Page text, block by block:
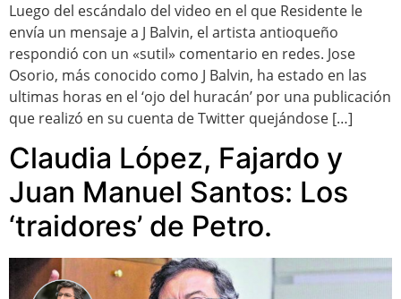
Luego del escándalo del video en el que Residente le
envía un mensaje a J Balvin, el artista antioqueño
respondió con un «sutil» comentario en redes. Jose
Osorio, más conocido como J Balvin, ha estado en las
ultimas horas en el ‘ojo del huracán’ por una publicación
que realizó en su cuenta de Twitter quejándose […]
Claudia López, Fajardo y
Juan Manuel Santos: Los
‘traidores’ de Petro.